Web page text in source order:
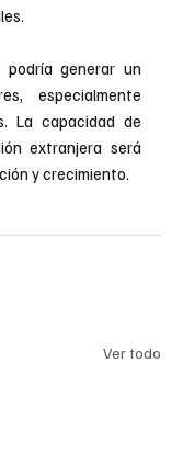
generar un
especialmente
La capacidad de
extranjera será
y crecimiento.
Ver todo